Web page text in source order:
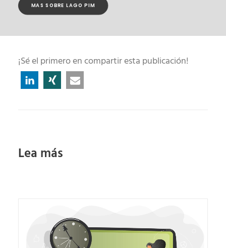
MAS SOBRE LAGO PIM
¡Sé el primero en compartir esta publicación!
Lea más